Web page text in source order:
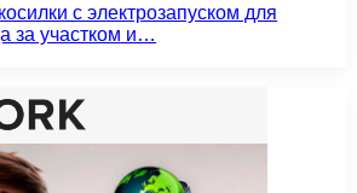
с электрозапуском для
за участком и…